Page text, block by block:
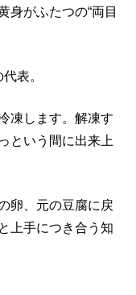
身がふたつの“両目
表。
凍します。解凍す
という間に出来上
卵、元の豆腐に戻
上手につき合う知